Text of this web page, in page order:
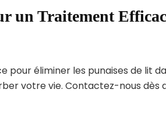
un Traitement
pour éliminer les punaises de lit
votre vie. Contactez-nous dès